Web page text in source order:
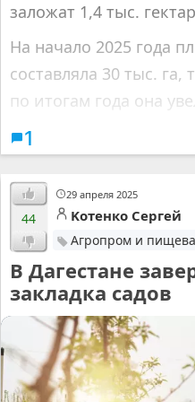
заложат 1,4 тыс.
На начало 2025 года
составляла 30 тыс. га,
по итогам года она
1
29 апреля 2025
44 Kотенко Cергей
Агропром и
В Дагестане
закладка садов